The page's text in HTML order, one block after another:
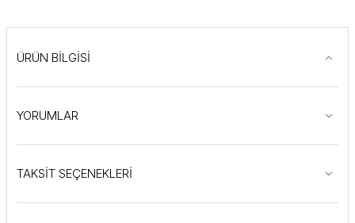
ÜRÜN BİLGİSİ
YORUMLAR
TAKSİT SEÇENEKLERİ